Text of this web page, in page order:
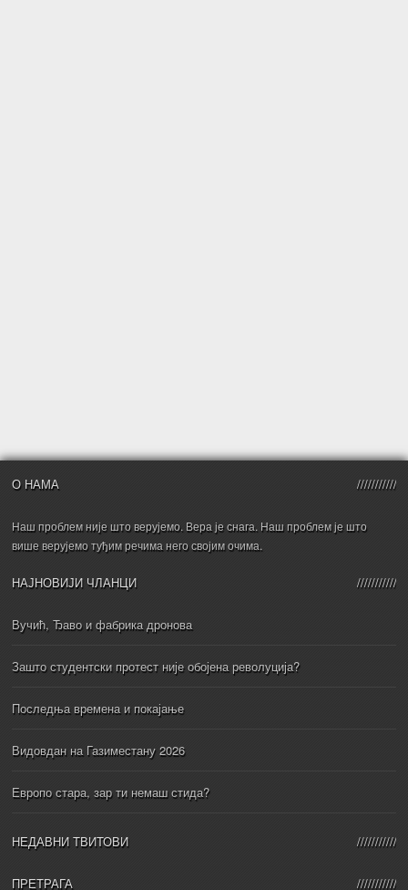
О НАМА
Наш проблем није што верујемо. Вера је снага. Наш проблем је што
више верујемо туђим речима него својим очима.
НАЈНОВИЈИ ЧЛАНЦИ
Вучић, Ђаво и фабрика дронова
Зашто студентски протест није обојена револуција?
Последња времена и покајање
Видовдан на Газиместану 2026
Европо стара, зар ти немаш стида?
НЕДАВНИ ТВИТОВИ
ПРЕТРАГА